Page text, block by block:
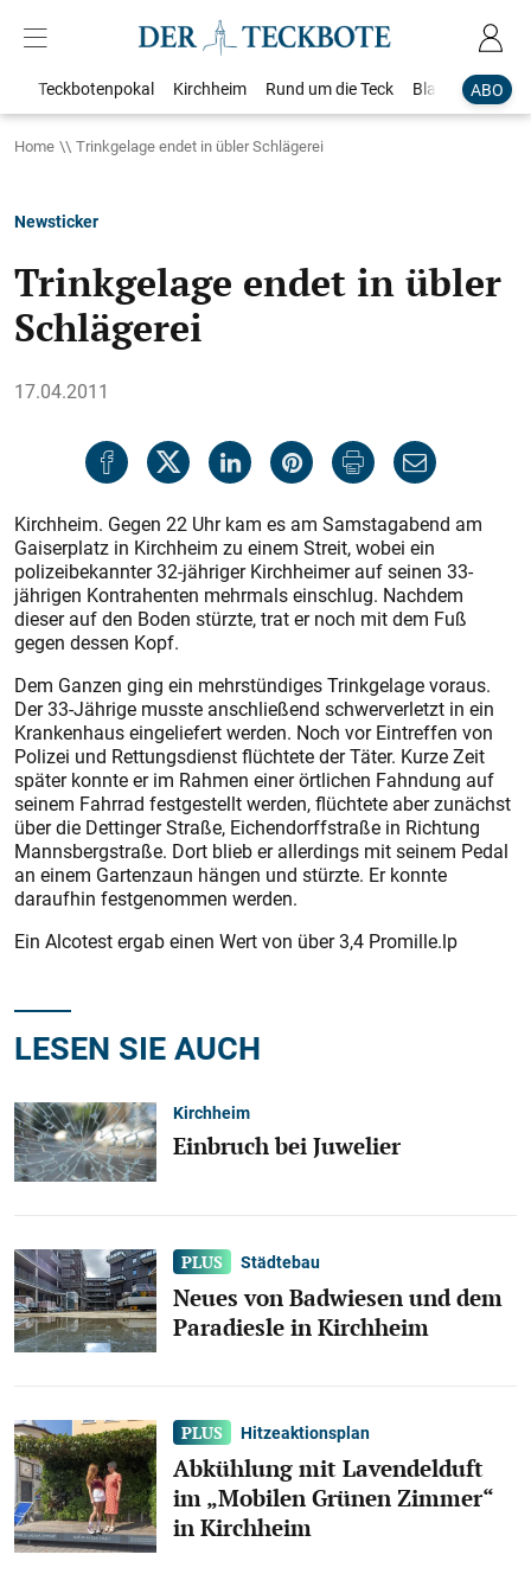
ABO
Teckbotenpokal Kirchheim Rund um die Teck Blaulicht
Home Trinkgelage endet in übler Schlägerei
Newsticker
Trinkgelage endet in übler
Schlägerei
17.04.2011
Kirchheim. Gegen 22 Uhr kam es am Samstagabend am
Gaiserplatz in Kirchheim zu einem Streit, wobei ein
polizeibekannter 32-jähriger Kirchheimer auf seinen 33-
jährigen Kontrahenten mehrmals einschlug. Nachdem
dieser auf den Boden stürzte, trat er noch mit dem Fuß
gegen dessen Kopf.
Dem Ganzen ging ein mehrstündiges Trinkgelage voraus.
Der 33-Jährige musste anschließend schwerverletzt in ein
Krankenhaus eingeliefert werden. Noch vor Eintreffen von
Polizei und Rettungsdienst flüchtete der Täter. Kurze Zeit
später konnte er im Rahmen einer örtlichen Fahndung auf
seinem Fahrrad festgestellt werden, flüchtete aber zunächst
über die Dettinger Straße, Eichendorffstraße in Richtung
Mannsbergstraße. Dort blieb er allerdings mit seinem Pedal
an einem Gartenzaun hängen und stürzte. Er konnte
daraufhin festgenommen werden.
Ein Alcotest ergab einen Wert von über 3,4 Promille.lp
LESEN SIE AUCH
Kirchheim
Einbruch bei Juwelier
Städtebau
Neues von Badwiesen und dem
Paradiesle in Kirchheim
Hitzeaktionsplan
Abkühlung mit Lavendelduft
im „Mobilen Grünen Zimmer“
in Kirchheim